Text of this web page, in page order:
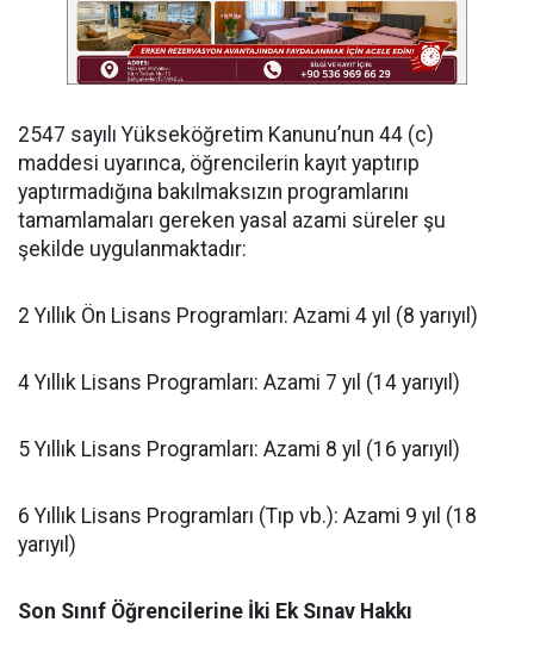
​2547 sayılı Yükseköğretim Kanunu’nun 44 (c)
maddesi uyarınca, öğrencilerin kayıt yaptırıp
yaptırmadığına bakılmaksızın programlarını
tamamlamaları gereken yasal azami süreler şu
şekilde uygulanmaktadır:
​2 Yıllık Ön Lisans Programları: Azami 4 yıl (8 yarıyıl)
​4 Yıllık Lisans Programları: Azami 7 yıl (14 yarıyıl)
​5 Yıllık Lisans Programları: Azami 8 yıl (16 yarıyıl)
​6 Yıllık Lisans Programları (Tıp vb.): Azami 9 yıl (18
yarıyıl)
Son Sınıf Öğrencilerine İki Ek Sınav Hakkı